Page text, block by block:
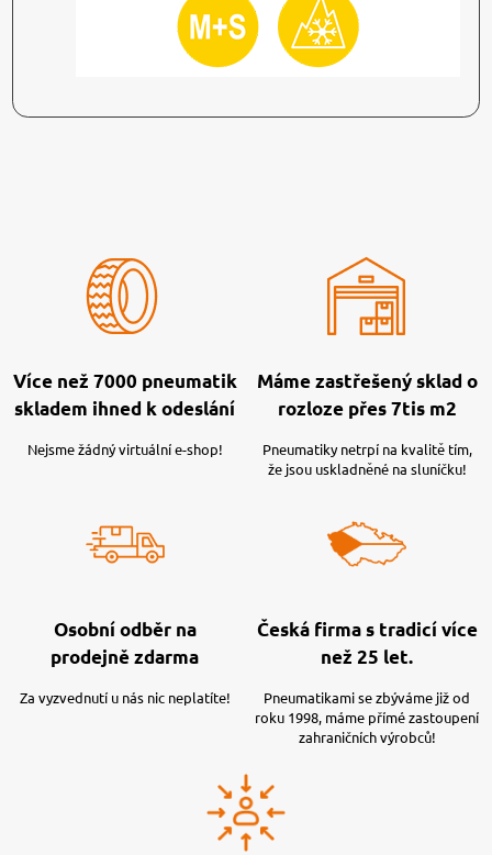
Více než 7000 pneumatik
skladem ihned k odeslání
Nejsme žádný virtuální e-shop!
Máme zastřešený sklad o
rozloze přes 7tis m2
Pneumatiky netrpí na kvalitě tím,
že jsou uskladněné na sluníčku!
Osobní odběr na
prodejně zdarma
Za vyzvednutí u nás nic neplatíte!
Česká firma s tradicí více
než 25 let.
Pneumatikami se zbýváme již od
roku 1998, máme přímé zastoupení
zahraničních výrobců!